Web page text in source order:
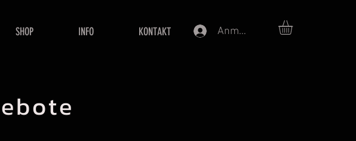
SHOP INFO KONTAKT Anmelden